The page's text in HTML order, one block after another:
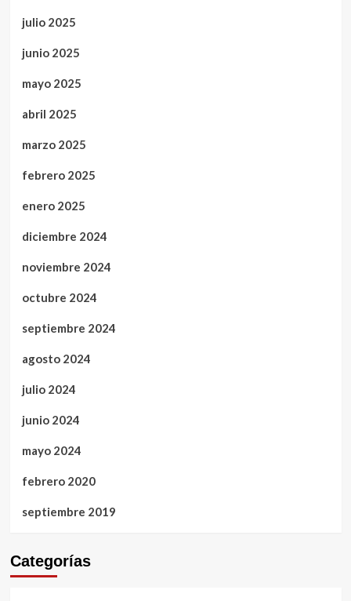
julio 2025
junio 2025
mayo 2025
abril 2025
marzo 2025
febrero 2025
enero 2025
diciembre 2024
noviembre 2024
octubre 2024
septiembre 2024
agosto 2024
julio 2024
junio 2024
mayo 2024
febrero 2020
septiembre 2019
Categorías